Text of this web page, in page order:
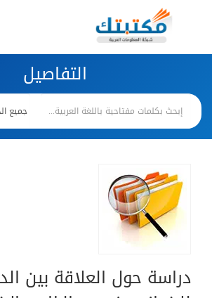
التفاصيل
دراسة حول العلاقة بين